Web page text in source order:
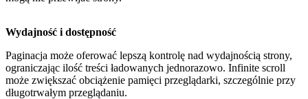
Wydajność i dostępność
Paginacja może oferować lepszą kontrolę nad wydajnością strony,
ograniczając ilość treści ładowanych jednorazowo. Infinite scroll
może zwiększać obciążenie pamięci przeglądarki, szczególnie przy
długotrwałym przeglądaniu.